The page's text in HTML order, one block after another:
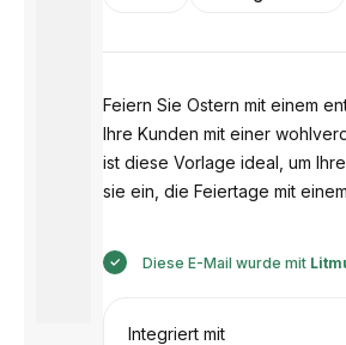
Feiern Sie Ostern mit einem
Ihre Kunden mit einer
ist diese Vorlage ideal, um
sie ein, die Feiertage mit
Diese E-Mail wurde mit
Integriert mit